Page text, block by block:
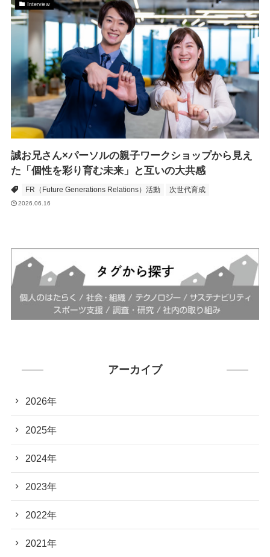
Interview
誠お兄さん×パーソルの親子ワークショップから見え
た「個性を彩り育む未来」と互いの大共感
FR（Future Generations Relations）活動 次世代育成
2026.06.16
アーカイブ
2026年
2025年
2024年
2023年
2022年
2021年